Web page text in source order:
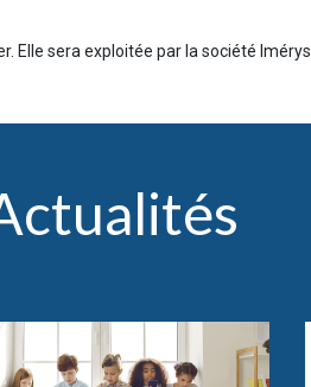
Elle sera exploitée par la société Imérys.